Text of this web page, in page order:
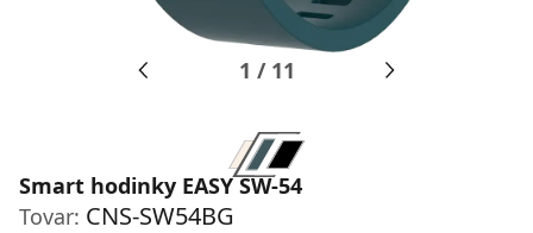
1 / 11
Smart hodinky EASY SW-54
Tovar: CNS-SW54BG